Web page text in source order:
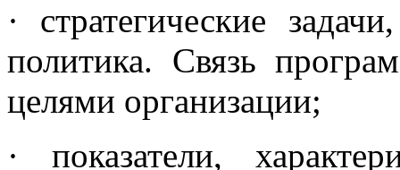
· стратегические
политика. Связь
целями организации;
· показатели,